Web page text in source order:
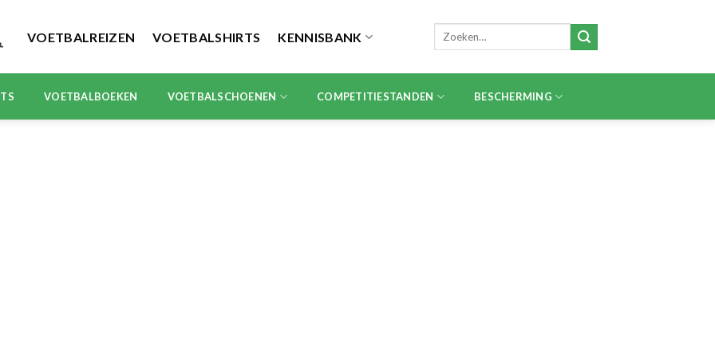
VOETBALREIZEN VOETBALSHIRTS KENNISBANK
Zoeken
VOETBALBOEKEN VOETBALSCHOENEN COMPETITIESTANDEN BESCHERMING